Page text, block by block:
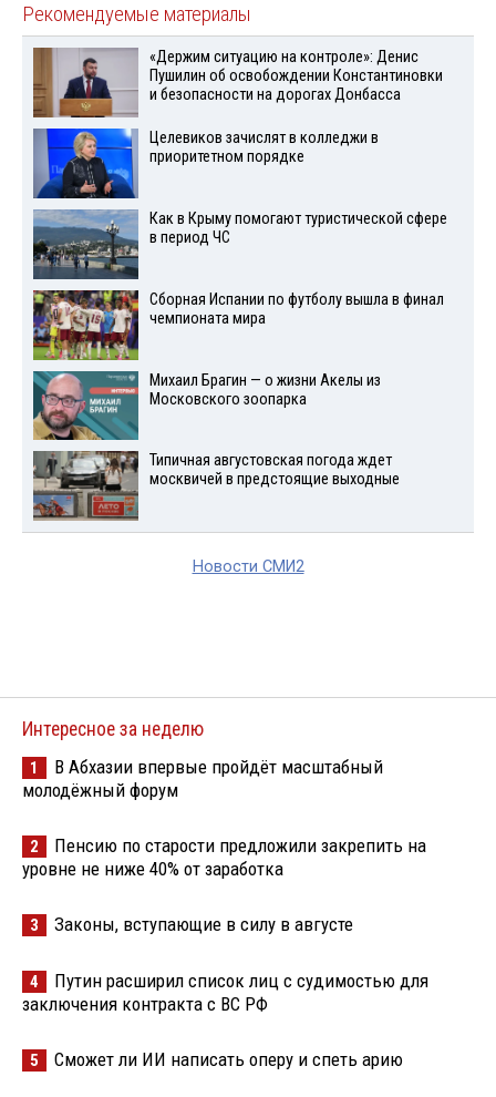
Рекомендуемые материалы
«Держим ситуацию на контроле»: Денис
Пушилин об освобождении Константиновки
и безопасности на дорогах Донбасса
Целевиков зачислят в колледжи в
приоритетном порядке
Как в Крыму помогают туристической сфере
в период ЧС
Сборная Испании по футболу вышла в финал
чемпионата мира
Михаил Брагин — о жизни Акелы из
Московского зоопарка
Типичная августовская погода ждет
москвичей в предстоящие выходные
Новости СМИ2
Интересное за неделю
1
В Абхазии впервые пройдёт масштабный
молодёжный форум
2
Пенсию по старости предложили закрепить на
уровне не ниже 40% от заработка
3 Законы, вступающие в силу в августе
4
Путин расширил список лиц с судимостью для
заключения контракта с ВС РФ
5 Сможет ли ИИ написать оперу и спеть арию